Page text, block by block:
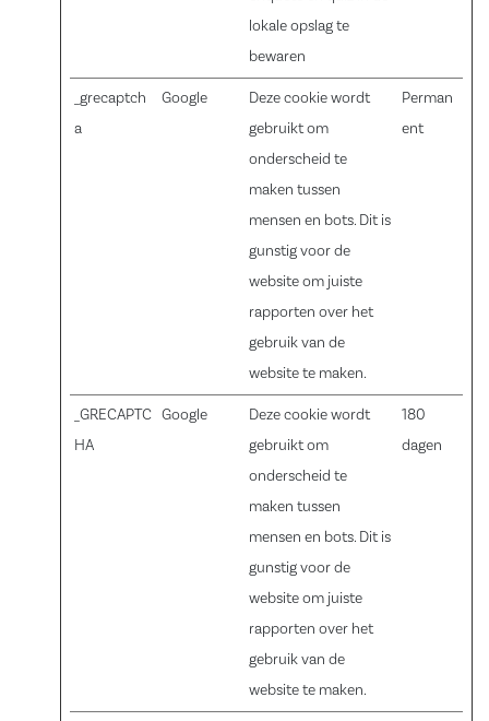
lokale opslag te
bewaren
_grecaptch
a
Google
Deze cookie wordt
gebruikt om
onderscheid te
maken tussen
mensen en bots. Dit is
gunstig voor de
website om juiste
rapporten over het
gebruik van de
website te maken.
Perman
ent
_GRECAPTC
HA
Google
Deze cookie wordt
gebruikt om
onderscheid te
maken tussen
mensen en bots. Dit is
gunstig voor de
website om juiste
rapporten over het
gebruik van de
website te maken.
180
dagen